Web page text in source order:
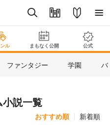
ル まもなく公開 公式
ファンタジー 学園 バ
小説一覧
おすすめ順 新着順